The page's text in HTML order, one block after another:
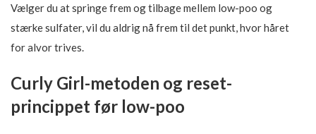
Vælger du at springe frem og tilbage mellem low-poo og
stærke sulfater, vil du aldrig nå frem til det punkt, hvor håret
for alvor trives.
Curly Girl-metoden og reset-
princippet før low-poo